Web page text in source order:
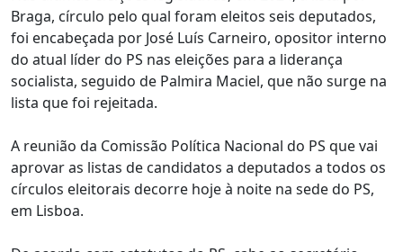
Braga, círculo pelo qual foram eleitos seis deputados,
foi encabeçada por José Luís Carneiro, opositor interno
do atual líder do PS nas eleições para a liderança
socialista, seguido de Palmira Maciel, que não surge na
lista que foi rejeitada.
A reunião da Comissão Política Nacional do PS que vai
aprovar as listas de candidatos a deputados a todos os
círculos eleitorais decorre hoje à noite na sede do PS,
em Lisboa.